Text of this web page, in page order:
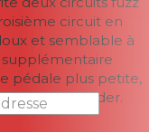
circuit en
et semblable à
supplémentaire
pédale plus petite,
de fuzz Bender.